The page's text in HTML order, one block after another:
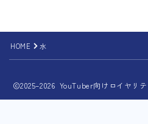
HOME 水
2025–2026 YouTuber向けロイヤリテ